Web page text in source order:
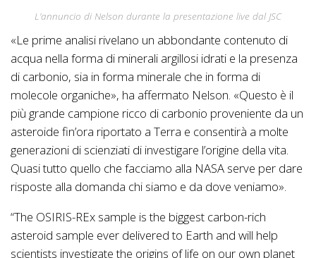
L’annuncio di Nelson durante la presentazione live dal JSC
«Le prime analisi rivelano un abbondante contenuto di
acqua nella forma di minerali argillosi idrati e la presenza
di carbonio, sia in forma minerale che in forma di
molecole organiche», ha affermato Nelson. «Questo è il
più grande campione ricco di carbonio proveniente da un
asteroide fin’ora riportato a Terra e consentirà a molte
generazioni di scienziati di investigare l’origine della vita.
Quasi tutto quello che facciamo alla NASA serve per dare
risposte alla domanda chi siamo e da dove veniamo».
“The OSIRIS-REx sample is the biggest carbon-rich
asteroid sample ever delivered to Earth and will help
scientists investigate the origins of life on our own planet